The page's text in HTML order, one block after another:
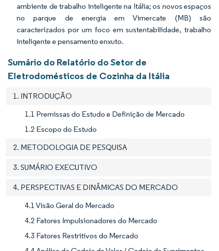
ambiente de trabalho inteligente na Itália; os novos espaços
no parque de energia em Vimercate (MB) são
caracterizados por um foco em sustentabilidade, trabalho
inteligente e pensamento enxuto.
Sumário do Relatório do Setor de
Eletrodomésticos de Cozinha da Itália
1. INTRODUÇÃO
1.1 Premissas do Estudo e Definição de Mercado
1.2 Escopo do Estudo
2. METODOLOGIA DE PESQUISA
3. SUMÁRIO EXECUTIVO
4. PERSPECTIVAS E DINÂMICAS DO MERCADO
4.1 Visão Geral do Mercado
4.2 Fatores Impulsionadores do Mercado
4.3 Fatores Restritivos do Mercado